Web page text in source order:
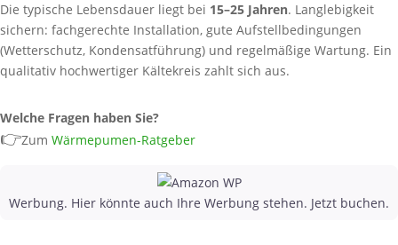
Die typische Lebensdauer liegt bei 15–25 Jahren. Langlebigkeit
sichern: fachgerechte Installation, gute Aufstellbedingungen
(Wetterschutz, Kondensatführung) und regelmäßige Wartung. Ein
qualitativ hochwertiger Kältekreis zahlt sich aus.
Welche Fragen haben Sie?
👉Zum Wärmepumen-Ratgeber
Werbung. Hier könnte auch Ihre Werbung stehen. Jetzt buchen.